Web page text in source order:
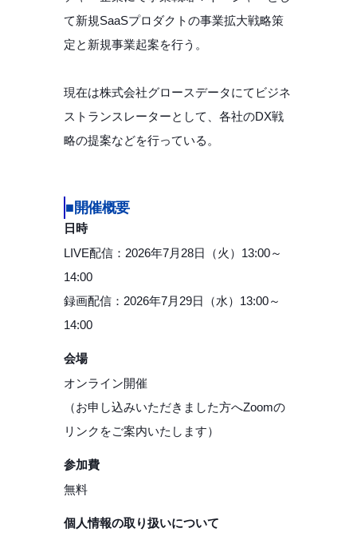
て新規SaaSプロダクトの事業拡大戦略策
定と新規事業起案を行う。
現在は株式会社グロースデータにてビジネ
ストランスレーターとして、各社のDX戦
略の提案などを行っている。
■開催概要
日時
LIVE配信：2026年7月28日（火）13:00～
14:00
録画配信：2026年7月29日（水）13:00～
14:00
会場
オンライン開催
（お申し込みいただきました方へZoomの
リンクをご案内いたします）
参加費
無料
個人情報の取り扱いについて